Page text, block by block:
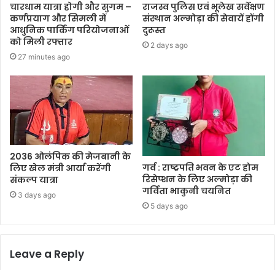
चारधाम यात्रा होगी और सुगम –
कर्णप्रयाग और सिमली में
आधुनिक पार्किंग परियोजनाओं
को मिली रफ्तार
27 minutes ago
राजस्व पुलिस एवं भूलेख सर्वेक्षण
संस्थान अल्मोड़ा की सेवायें होंगी
दुरूस्त
2 days ago
2036 ओलंपिक की मेजबानी के
लिए खेल मंत्री आर्या करेंगी
संकल्प यात्रा
3 days ago
गर्व : राष्ट्रपति भवन के एट होम
रिसेप्शन के लिए अल्मोड़ा की
गर्विता भाकुनी चयनित
5 days ago
Leave a Reply